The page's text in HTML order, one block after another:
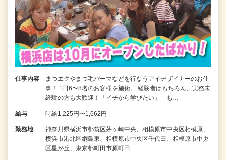
仕事内容
まつエクやまつ毛パーマなどを行なうアイデザイナーのお仕
事！ 1日6〜8名のお客様を施術。 経験者はもちろん、実務未
経験の方も大歓迎！「イチから学びたい」「も…
給与 時給1,225円〜1,662円
勤務地
神奈川県横浜市都筑区茅ヶ崎中央、相模原市中央区相模原、
横浜市港北区綱島東、相模原市中央区千代田、相模原市中央
区星が丘、東京都町田市原町田